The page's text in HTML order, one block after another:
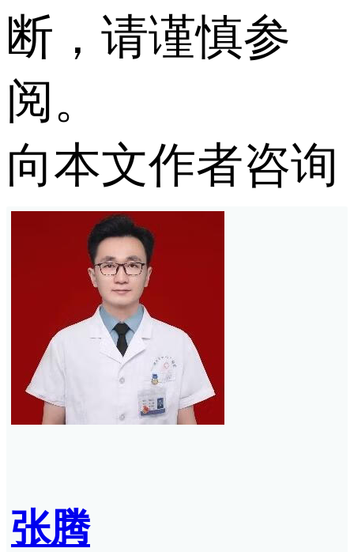
断，请谨慎参
阅。
向本文作者咨询
张腾